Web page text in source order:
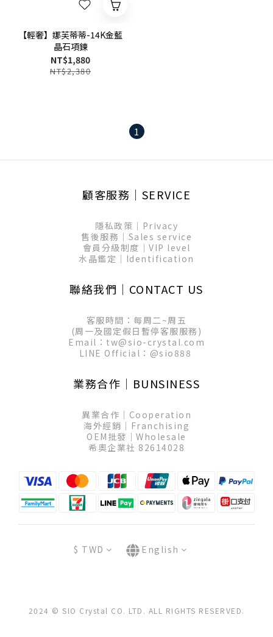
【輕奢】娜芙蒂蒂-14K金藍
晶石項鍊
NT$1,880
NT$2,380
1
顧客服務│SERVICE
隱私政策│Privacy
售後服務│Sales service
會員分級制度│VIP level
水晶鑑定│Identification
聯絡我們│CONTACT US
客服時間：每周二~周五
(周一及國定假日暫停客服服務)
Email：tw@sio-crystal.com
LINE Official： @sio888
業務合作│BUNSINESS
異業合作│Cooperation
海外經銷│Franchising
OEM批發│Wholesale
希奧企業社 82614028
$ TWD English
2024 © SIO Crystal CO. LTD. ALL RIGHTS RESERVED.